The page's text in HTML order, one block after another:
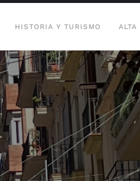
HISTORIA Y TURISMO